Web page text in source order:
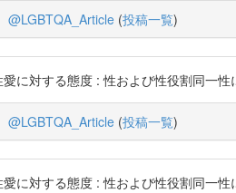
@LGBTQA_Article (投稿一覧)
愛に対する態度 : 性および性役割同
@LGBTQA_Article (投稿一覧)
愛に対する態度 : 性および性役割同